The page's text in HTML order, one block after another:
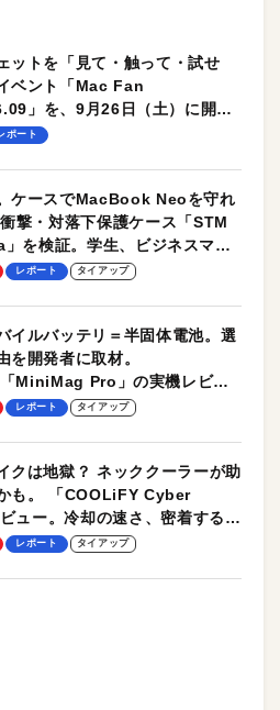
ットを「見て・触って・試せ
ベント「Mac Fan
」を、9月26日（土）に開催
ポート
ケースでMacBook Neoを守れ
撃・対落下保護ケース「STM
を検証。学生、ビジネスマン
ユースに最適！
レポート タイアップ
イルバッテリ＝半固体電池。選
を開発者に取材。
MiniMag Pro」の実機レビュ
レポート タイアップ
クは地獄？ ネッククーラーが助
も。 「COOLiFY Cyber
ュー。冷却の速さ、密着する冷
、シンプルな操作性がグッド！
レポート タイアップ